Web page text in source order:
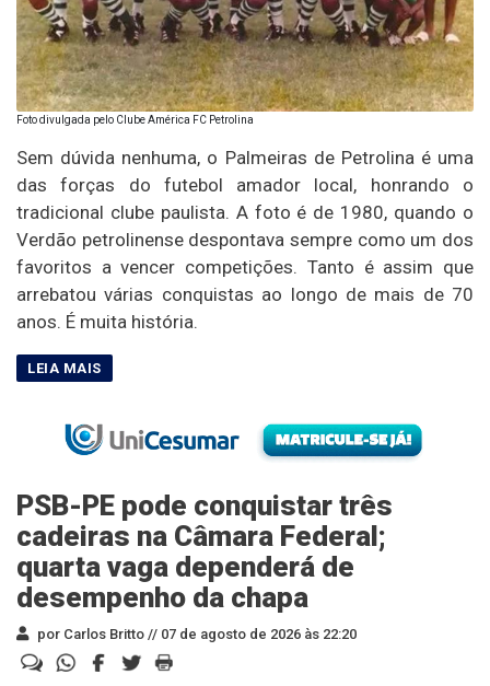
Foto divulgada pelo Clube América FC Petrolina
Sem dúvida nenhuma, o Palmeiras de Petrolina é uma
das forças do futebol amador local, honrando o
tradicional clube paulista. A foto é de 1980, quando o
Verdão petrolinense despontava sempre como um dos
favoritos a vencer competições. Tanto é assim que
arrebatou várias conquistas ao longo de mais de 70
anos. É muita história.
PSB-PE pode conquistar três
cadeiras na Câmara Federal;
quarta vaga dependerá de
desempenho da chapa
por Carlos Britto // 07 de agosto de 2026 às 22:20